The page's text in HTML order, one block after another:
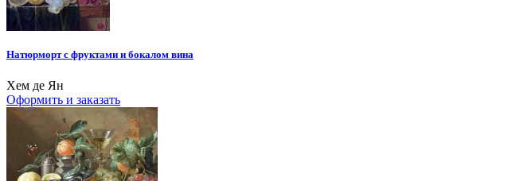
Натюрморт с фруктами и бокалом вина
Хем де Ян
Оформить и заказать